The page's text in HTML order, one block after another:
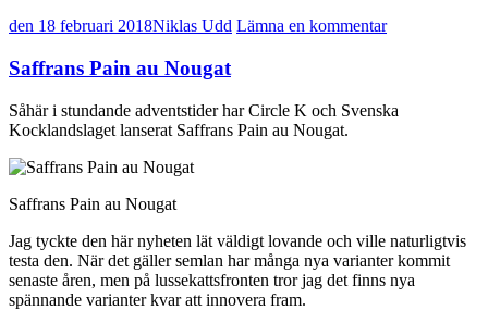
den 18 februari 2018Niklas Udd Lämna en kommentar
Saffrans Pain au Nougat
Såhär i stundande adventstider har Circle K och Svenska
Kocklandslaget lanserat Saffrans Pain au Nougat.
Saffrans Pain au Nougat
Jag tyckte den här nyheten lät väldigt lovande och ville naturligtvis
testa den. När det gäller semlan har många nya varianter kommit
senaste åren, men på lussekattsfronten tror jag det finns nya
spännande varianter kvar att innovera fram.